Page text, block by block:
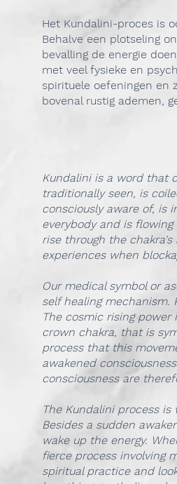
Het Kundalini-proces is
Behalve een plotseling
bevalling de energie
met veel fysieke en
spirituele oefeningen en
bovenal rustig ademen,
Kundalini is a word that
traditionally seen, is
consciously aware of, is
everybody and is
rise through the
experiences when
Our medical symbol or
self healing mechanism.
The cosmic rising
crown chakra, that is
process that this
awakened
consciousness are
The Kundalini process
Besides a sudden
wake up the energy.
fierce process involving
spiritual practice and